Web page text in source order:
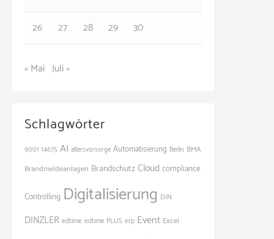
26
27 28 29 30
« Mai Juli »
Schlagwörter
9001 14675 AI altersvorsorge Automatisierung Berlin BMA
Brandmeldeanlagen BrandschutzCloud compliance
Controlling Digitalisierung DIN
DINZLER edtime edtime PLUS erp Event Excel